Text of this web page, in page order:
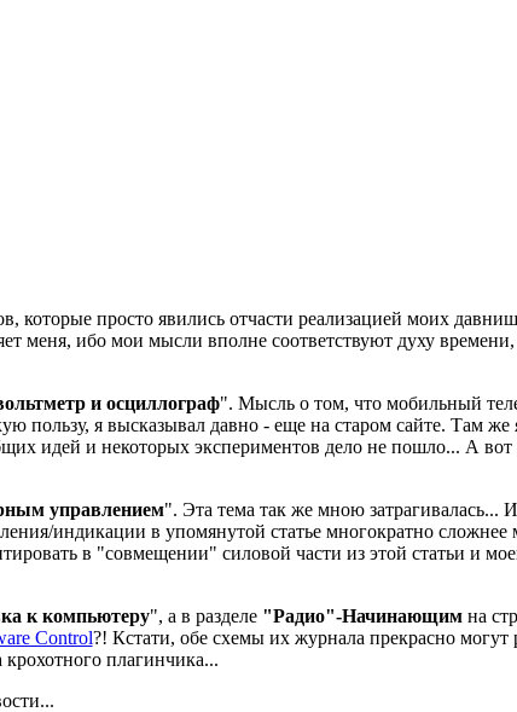
которые просто явились отчасти реализацией моих
меня, ибо мои мысли вполне соответствуют духу времени,
и осциллограф". Мысль о том, что мобильный
пользу, я высказывал давно - еще на старом сайте. Там же
идей и некоторых экспериментов дело не пошло... А вот
управлением". Эта тема так же мною затрагивалась...
индикации в упомянутой статье многократно сложнее
в "совмещении" силовой части из этой статьи и
к компьютеру", а в разделе "Радио"-Начинающимна
Control?! Кстати, обе схемы их журнала прекрасно могут
крохотного плагинчика...